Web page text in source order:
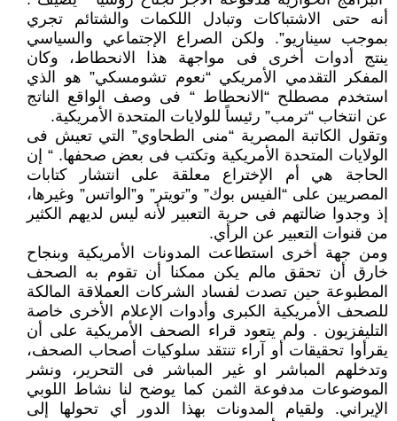
أنه حتى الاشتباكات وتبادل اللكمات والشتائم تجري
بموجب سيناريو”. ولكن الصراع الإجتماعي والسياسي
ينتج أدوات أخرى فى مواجهة هذا الانحطاط، وكان
المفكر التقدمي الأمريكي “نعوم تشومسكي” هو الذي
استخدم مصطلح “الانحطاط “ فى وصف الواقع الناتج
عن انتخاب “ترمب” رئيساً للولايات المتحدة الأمريكية.
وتقول الكاتبة المصرية “منى الطحاوي” التي تعيش فى
الولايات المتحدة الأمريكية وتكتب فى بعض صحفها. “ إن
الحاجة هي أم الإختراع معلقة على انتشار كتابات
المصريين على “الفيس بوك” و”تويتر” و”الواتس” وغيرها،
إذ وجدوا ضالتهم فى حرية التعبير لأنه ليس لديهم الكثير
من قنوات التعبير عن الرأي.
ومن جهة أخرى استطاعت المدونات الأمريكية وبنجاح
خارق أن تحقق مالم يكن ممكنا أن تقوم به الصحف
المطبوعة حين تصدت لفساد الشركات العملاقة المالكة
للصحف الأمريكية الكبرى وأدوات الإعلام الأخرى خاصة
التليفزيون . ولم يتعود قراء الصحف الأمريكية على أن
يقرأوا تحقيقات أو آراء تنتقد سلوكيات أصحاب الصحف،
وتدخلهم المباشر او غير المباشر فى التحرير، ونشر
الموضوعات مدفوعة الثمن كما يوضح لنا نشاط اللوبي
الإيراني. ولقيام المدونات بهذا الدور أي تحولها إلى